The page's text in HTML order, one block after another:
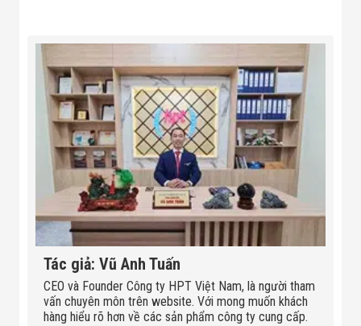
Máy
Xưởng -
Logistics
Tin Tức
Tin Công Nghệ
Tin Khuyến Mãi
Tin Tuyển Dụng
Liên Hệ
Tác giả: Vũ Anh Tuấn
CEO và Founder Công ty HPT Việt Nam, là người tham
vấn chuyên môn trên website. Với mong muốn khách
hàng hiểu rõ hơn về các sản phẩm công ty cung cấp.